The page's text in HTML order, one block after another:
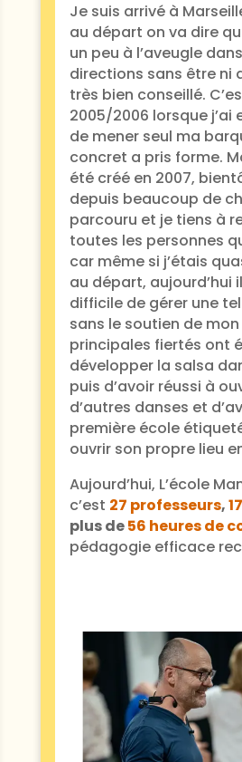
Je suis arrivé à
au départ on va dire
un peu à l’aveugle
directions sans être ni
très bien conseillé.
2005/2006 lorsque j’ai
de mener seul ma
concret a pris forme.
été créé en 2007,
depuis beaucoup de
parcouru et je tiens à
toutes les personnes
car même si j’étais
au départ, aujourd’hui
difficile de gérer une
sans le soutien de
principales fiertés ont
développer la salsa
puis d’avoir réussi à
d’autres danses et
première école
ouvrir son propre lieu
Aujourd’hui, L’école
c’est 27 professeurs,
plus de56 heures de
pédagogie efficace